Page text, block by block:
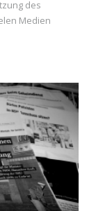
des
Medien